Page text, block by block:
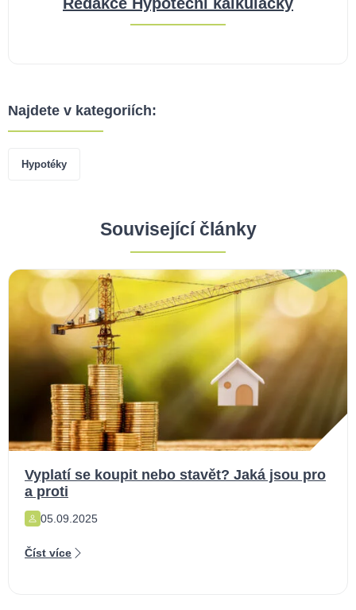
Najdete v kategoriích:
Hypotéky
Související články
Vyplatí se koupit nebo stavět? Jaká jsou pro
a proti
05.09.2025
Číst více